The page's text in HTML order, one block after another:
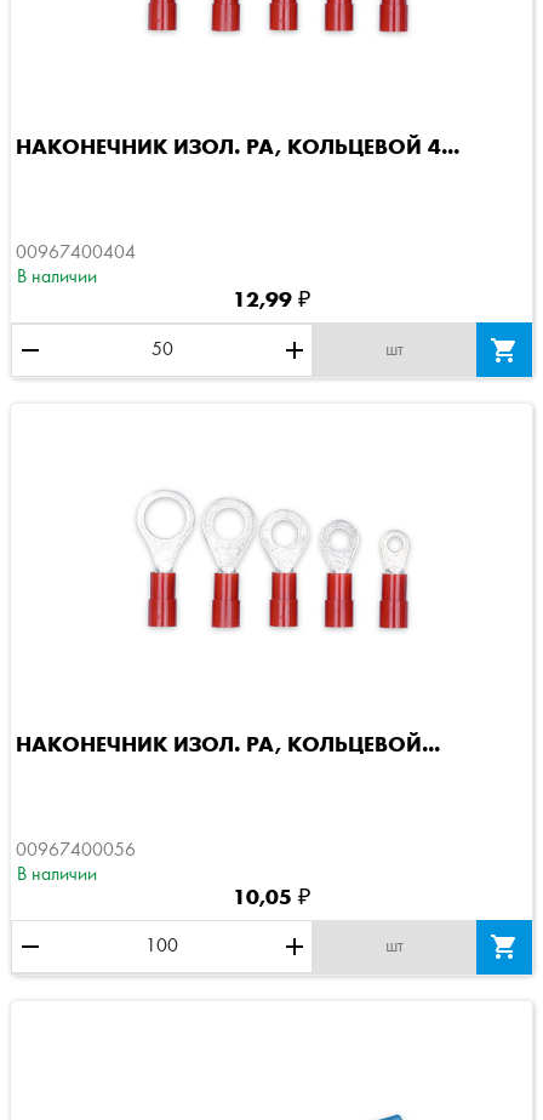
НАКОНЕЧНИК ИЗОЛ. PA, КОЛЬЦЕВОЙ 4...
00967400404
В наличии
12,99 ₽
remove add шт 
НАКОНЕЧНИК ИЗОЛ. PA, КОЛЬЦЕВОЙ...
00967400056
В наличии
10,05 ₽
remove add шт 